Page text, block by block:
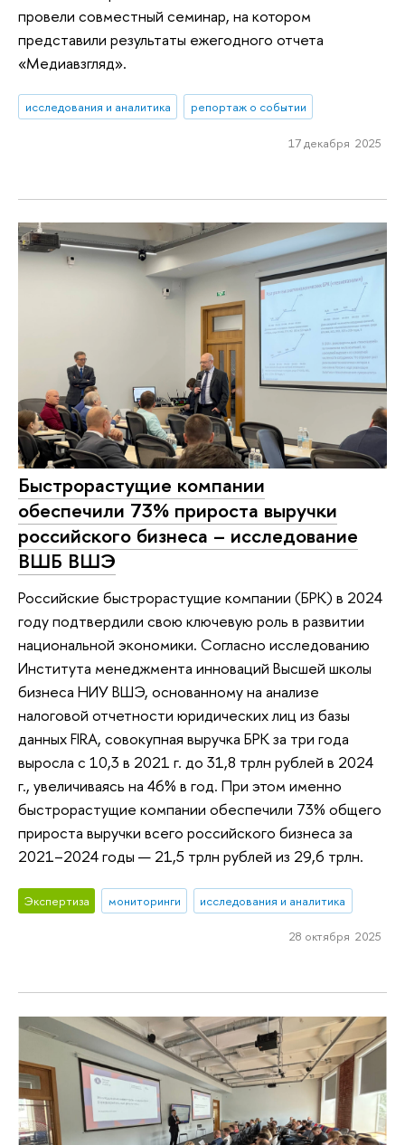
провели совместный семинар, на котором
представили результаты ежегодного отчета
«Медиавзгляд».
исследования и аналитика репортаж о событии
17 декабря 2025
Быстрорастущие компании
обеспечили 73% прироста выручки
российского бизнеса – исследование
ВШБ ВШЭ
Российские быстрорастущие компании (БРК) в 2024
году подтвердили свою ключевую роль в развитии
национальной экономики. Согласно исследованию
Института менеджмента инноваций Высшей школы
бизнеса НИУ ВШЭ, основанному на анализе
налоговой отчетности юридических лиц из базы
данных FIRA, совокупная выручка БРК за три года
выросла с 10,3 в 2021 г. до 31,8 трлн рублей в 2024
г., увеличиваясь на 46% в год. При этом именно
быстрорастущие компании обеспечили 73% общего
прироста выручки всего российского бизнеса за
2021–2024 годы — 21,5 трлн рублей из 29,6 трлн.
Экспертиза мониторинги исследования и аналитика
28 октября 2025